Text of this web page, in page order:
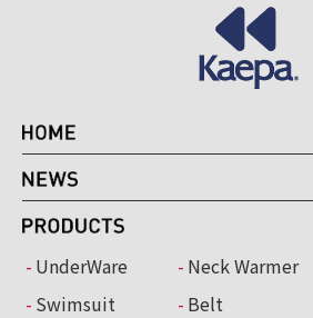
UnderWare
Neck Warmer
Swimsuit
Belt